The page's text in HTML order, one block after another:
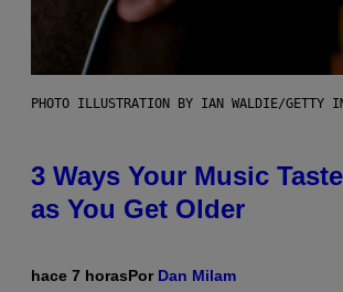
PHOTO ILLUSTRATION BY IAN WALDIE/GETTY
3 Ways Your Music
as You Get Older
hace 7 horasPor Dan Milam